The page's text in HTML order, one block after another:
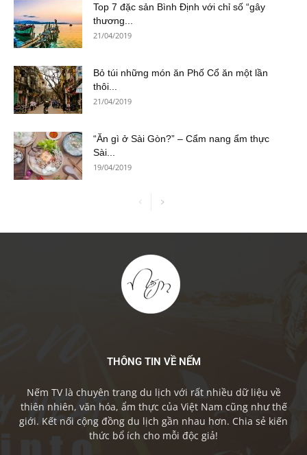
Top 7 đặc sản Bình Định với chỉ số “gây
thương...
21/04/2019
Bỏ túi những món ăn Phố Cổ ăn một lần
thôi...
21/04/2019
“Ăn gì ở Sài Gòn?” – Cẩm nang ẩm thực
Sài...
19/04/2019
THÔNG TIN VỀ NẾM
Nếm TV là chuyên trang du lịch với rất nhiều dữ liệu về
thiên nhiên, văn hóa, ẩm thực của Việt Nam cũng như thế
giới. Kết nối cộng đồng du lịch gần nhau hơn. Chia sẻ kiến
thức bổ ích cho mỗi độc giả!